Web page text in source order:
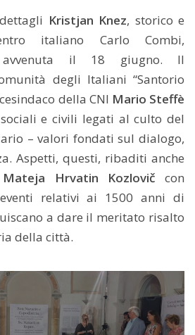
Kristjan Knez, storico e
italiano Carlo Combi,
avvenuta il 18 giugno. Il
degli Italiani “Santorio
della CNI Mario Steffè
e civili legati al culto del
– valori fondati sul dialogo,
Aspetti, questi, ribaditi anche
Mateja Hrvatin Kozlovič con
relativi ai 1500 anni di
a dare il meritato risalto
della città.